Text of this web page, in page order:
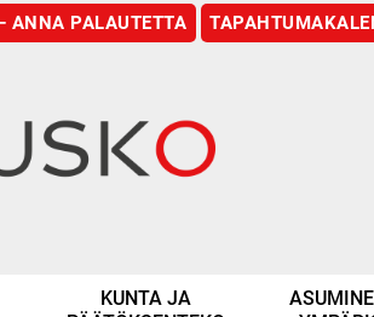
ANNA PALAUTETTA
KUNTA JA